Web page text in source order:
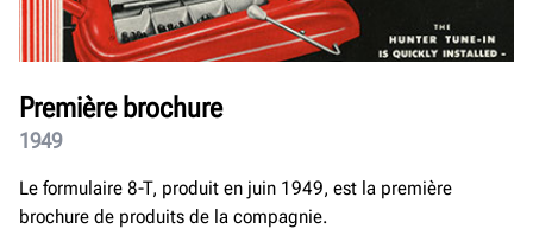
Première brochure
1949
Le formulaire 8-T, produit en juin 1949, est la première
brochure de produits de la compagnie.